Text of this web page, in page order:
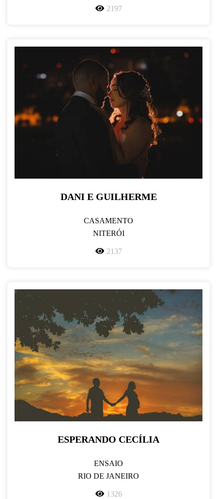
2197
DANI E GUILHERME
CASAMENTO
NITERÓI
2137
ESPERANDO CECÍLIA
ENSAIO
RIO DE JANEIRO
1326